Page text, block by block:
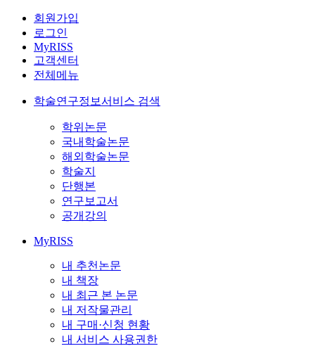
회원가입
로그인
MyRISS
고객센터
전체메뉴
학술연구정보서비스 검색
학위논문
국내학술논문
해외학술논문
학술지
단행본
연구보고서
공개강의
MyRISS
내 추천논문
내 책장
내 최근 본 논문
내 저작물관리
내 구매·신청 현황
내 서비스 사용권한